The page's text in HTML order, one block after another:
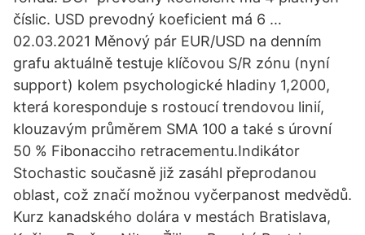
číslic. USD prevodný koeficient má 6 …
02.03.2021 Měnový pár EUR/USD na denním
grafu aktuálně testuje klíčovou S/R zónu (nyní
support) kolem psychologické hladiny 1,2000,
která koresponduje s rostoucí trendovou linií,
klouzavým průměrem SMA 100 a také s úrovní
50 % Fibonacciho retracementu.Indikátor
Stochastic současně již zasáhl přeprodanou
oblast, což značí možnou vyčerpanost medvědů.
Kurz kanadského dolára v mestách Bratislava,